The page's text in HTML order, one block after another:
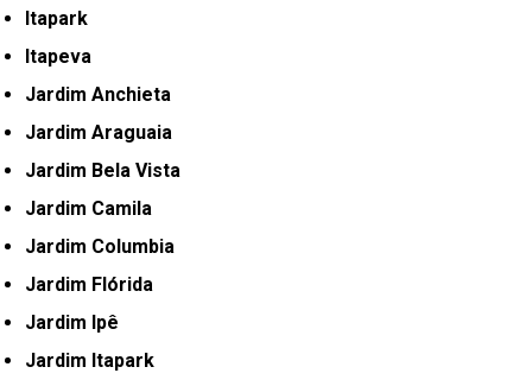
Itapark
Itapeva
Jardim Anchieta
Jardim Araguaia
Jardim Bela Vista
Jardim Camila
Jardim Columbia
Jardim Flórida
Jardim Ipê
Jardim Itapark